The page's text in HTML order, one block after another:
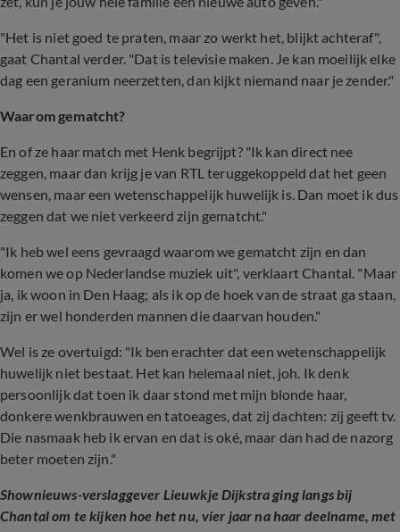
"Het is niet goed te praten, maar zo werkt het, blijkt achteraf",
gaat Chantal verder. "Dat is televisie maken. Je kan moeilijk elke
dag een geranium neerzetten, dan kijkt niemand naar je zender."
Waarom gematcht?
En of ze haar match met Henk begrijpt? "Ik kan direct nee
zeggen, maar dan krijg je van RTL teruggekoppeld dat het geen
wensen, maar een wetenschappelijk huwelijk is. Dan moet ik dus
zeggen dat we niet verkeerd zijn gematcht."
"Ik heb wel eens gevraagd waarom we gematcht zijn en dan
komen we op Nederlandse muziek uit", verklaart Chantal. "Maar
ja, ik woon in Den Haag; als ik op de hoek van de straat ga staan,
zijn er wel honderden mannen die daarvan houden."
Wel is ze overtuigd: "Ik ben erachter dat een wetenschappelijk
huwelijk niet bestaat. Het kan helemaal niet, joh. Ik denk
persoonlijk dat toen ik daar stond met mijn blonde haar,
donkere wenkbrauwen en tatoeages, dat zij dachten: zij geeft tv.
Die nasmaak heb ik ervan en dat is oké, maar dan had de nazorg
beter moeten zijn."
Shownieuws-verslaggever Lieuwkje Dijkstra ging langs bij
Chantal om te kijken hoe het nu, vier jaar na haar deelname, met